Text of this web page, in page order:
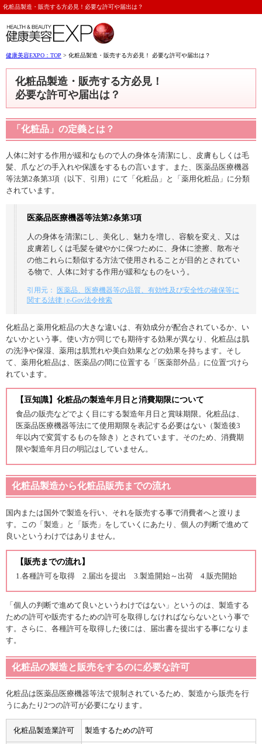
化粧品製造・販売する方必見！必要な許可や届出は？
健康美容EXPO：TOP > 化粧品製造・販売する方必見！ 必要な許可や届出は？
化粧品製造・販売する方必見！
必要な許可や届出は？
「化粧品」の定義とは？
人体に対する作用が緩和なもので人の身体を清潔にし、皮膚もしくは毛
髪、爪などの手入れや保護をするもの言います。また、医薬品医療機器
等法第2条第3項（以下、引用）にて「化粧品」と「薬用化粧品」に分類
されています。
医薬品医療機器等法第2条第3項
人の身体を清潔にし、美化し、魅力を増し、容貌を変え、又は
皮膚若しくは毛髪を健やかに保つために、身体に塗擦、散布そ
の他これらに類似する方法で使用されることが目的とされてい
る物で、人体に対する作用が緩和なものをいう。
引用元：
医薬品、医療機器等の品質、有効性及び安全性の確保等に
関する法律 | e-Gov法令検索
化粧品と薬用化粧品の大きな違いは、有効成分が配合されているか、い
ないかという事。使い方が同じでも期待する効果が異なり、化粧品は肌
の洗浄や保湿、薬用は肌荒れや美白効果などの効果を持ちます。そし
て、薬用化粧品は、医薬品の間に位置する「医薬部外品」に位置づけら
れています。
【豆知識】化粧品の製造年月日と消費期限について
食品の販売などでよく目にする製造年月日と賞味期限。化粧品は、
医薬品医療機器等法にて使用期限を表記する必要はない（製造後3
年以内で変質するものを除き）とされています。そのため、消費期
限や製造年月日の明記はしていません。
化粧品製造から化粧品販売までの流れ
国内または国外で製造を行い、それを販売する事で消費者へと渡りま
す。この「製造」と「販売」をしていくにあたり、個人の判断で進めて
良いというわけではありません。
【販売までの流れ】
1.各種許可を取得 2.届出を提出 3.製造開始～出荷 4.販売開始
「個人の判断で進めて良いというわけではない」というのは、製造する
ための許可や販売するための許可を取得しなければならないという事で
す。さらに、各種許可を取得した後には、届出書を提出する事になりま
す。
化粧品の製造と販売をするのに必要な許可
化粧品は医薬品医療機器等法で規制されているため、製造から販売を行
うにあたり2つの許可が必要になります。
化粧品製造業許可 製造するための許可